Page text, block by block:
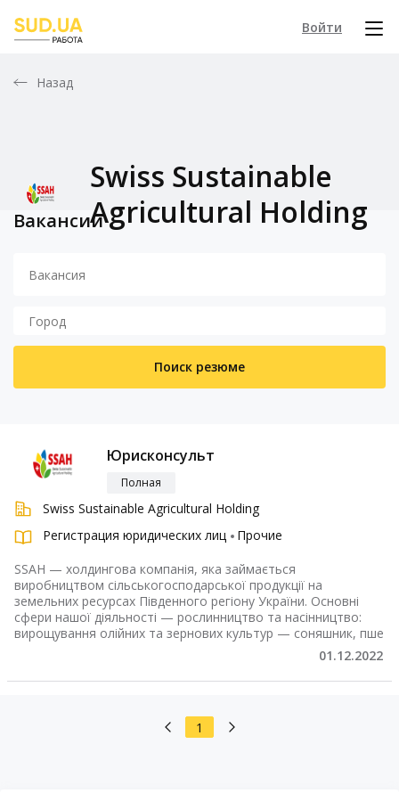
Войти
Назад
Swiss Sustainable
Agricultural Holding
Вакансии
Поиск резюме
Юрисконсульт
Полная
Swiss Sustainable Agricultural Holding
Регистрация юридических лиц
Прочие
SSAH — холдингова компанія, яка займається
виробництвом сільськогосподарської продукції на
земельних ресурсах Південного регіону України. Основні
сфери нашої діяльності — рослинництво та насінництво:
вирощування олійних та зернових культур — соняшник, пше
01.12.2022
1